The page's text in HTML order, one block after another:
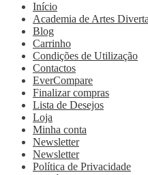
Início
Academia de Artes
Blog
Carrinho
Condições de Utilização
Contactos
EverCompare
Finalizar compras
Lista de Desejos
Loja
Minha conta
Newsletter
Newsletter
Política de Privacidade